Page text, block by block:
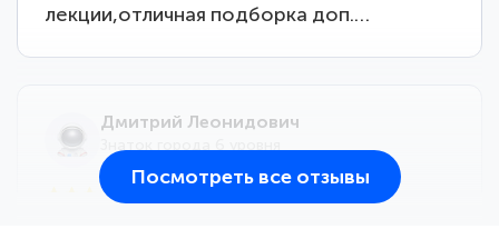
лекции,отличная подборка доп.…
Дмитрий Леонидович
Посмотреть все отзывы